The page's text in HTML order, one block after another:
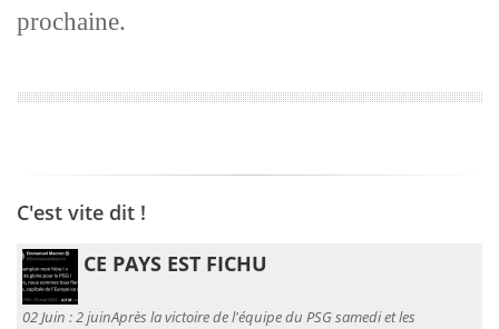
prochaine.
C'est vite dit !
CE PAYS EST FICHU
02 Juin :2 juinAprès la victoire de l'équipe du PSG samedi et les